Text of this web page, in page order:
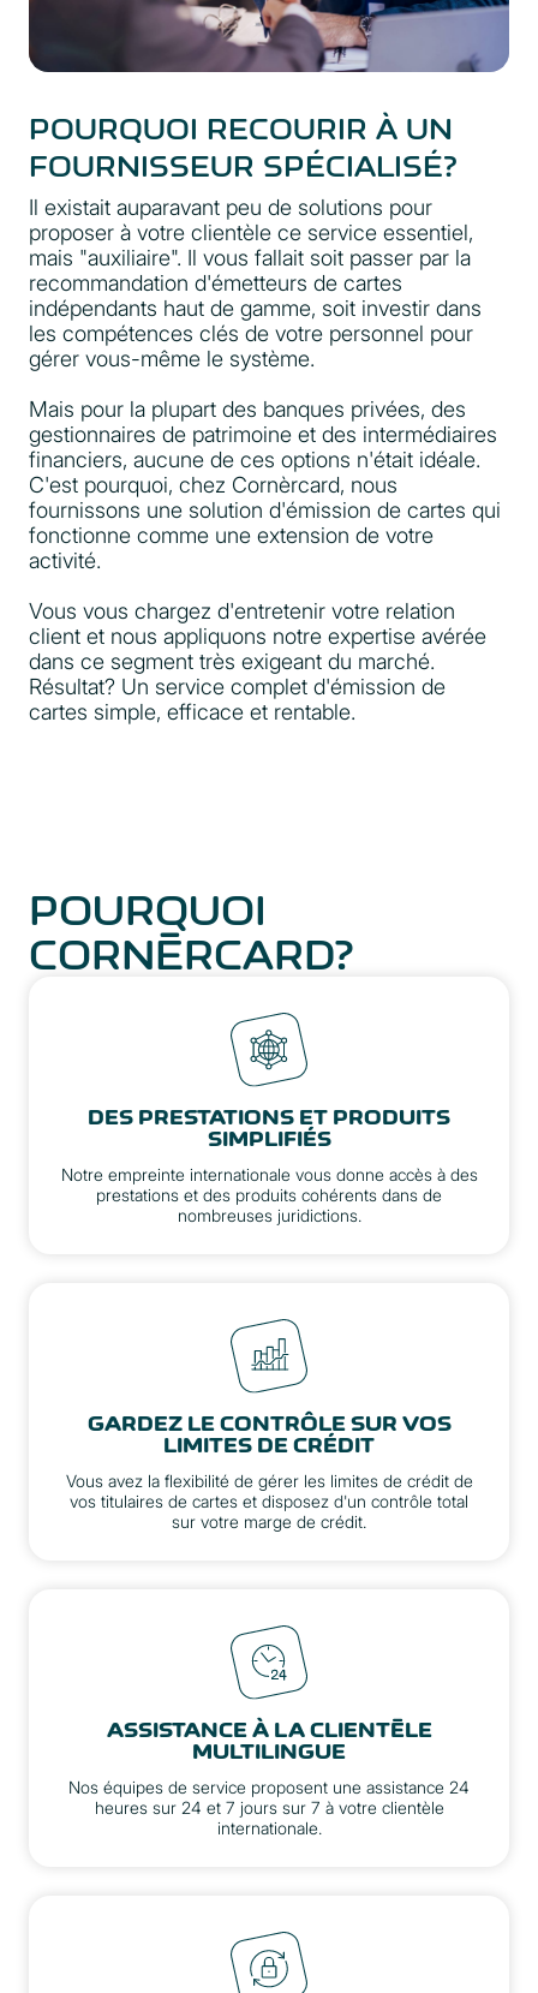
POURQUOI RECOURIR À UN
FOURNISSEUR SPÉCIALISÉ?
Il existait auparavant peu de solutions pour
proposer à votre clientèle ce service essentiel,
mais "auxiliaire". Il vous fallait soit passer par la
recommandation d'émetteurs de cartes
indépendants haut de gamme, soit investir dans
les compétences clés de votre personnel pour
gérer vous-même le système.
Mais pour la plupart des banques privées, des
gestionnaires de patrimoine et des intermédiaires
financiers, aucune de ces options n'était idéale.
C'est pourquoi, chez Cornèrcard, nous
fournissons une solution d'émission de cartes qui
fonctionne comme une extension de votre
activité.
Vous vous chargez d'entretenir votre relation
client et nous appliquons notre expertise avérée
dans ce segment très exigeant du marché.
Résultat? Un service complet d'émission de
cartes simple, efficace et rentable.
POURQUOI
CORNÈRCARD?
DES PRESTATIONS ET PRODUITS
SIMPLIFIÉS
Notre empreinte internationale vous donne accès à des
prestations et des produits cohérents dans de
nombreuses juridictions.
GARDEZ LE CONTRÔLE SUR VOS
LIMITES DE CRÉDIT
Vous avez la flexibilité de gérer les limites de crédit de
vos titulaires de cartes et disposez d'un contrôle total
sur votre marge de crédit.
ASSISTANCE À LA CLIENTÈLE
MULTILINGUE
Nos équipes de service proposent une assistance 24
heures sur 24 et 7 jours sur 7 à votre clientèle
internationale.